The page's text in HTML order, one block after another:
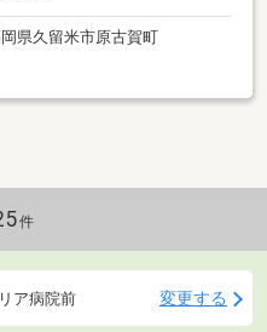
県久留米市原古賀町
件
ア病院前 変更する